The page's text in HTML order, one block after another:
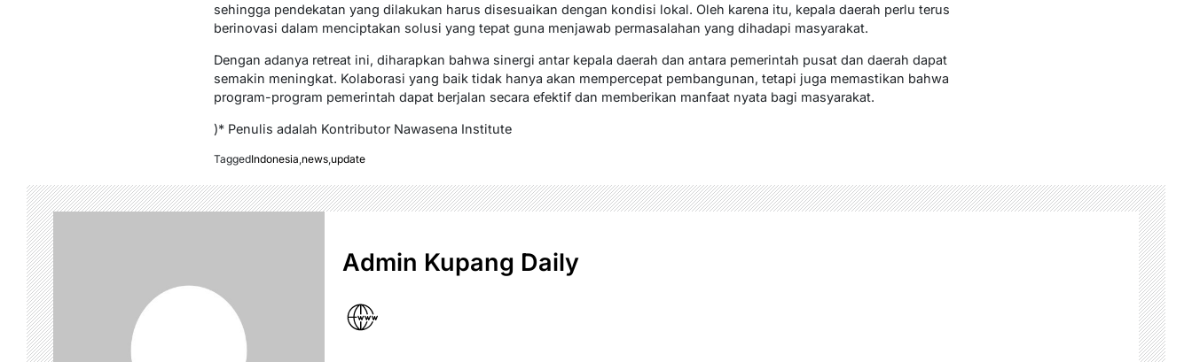
sehingga pendekatan yang dilakukan harus disesuaikan dengan kondisi lokal. Oleh karena itu, kepala daerah perlu terus
berinovasi dalam menciptakan solusi yang tepat guna menjawab permasalahan yang dihadapi masyarakat.
Dengan adanya retreat ini, diharapkan bahwa sinergi antar kepala daerah dan antara pemerintah pusat dan daerah dapat
semakin meningkat. Kolaborasi yang baik tidak hanya akan mempercepat pembangunan, tetapi juga memastikan bahwa
program-program pemerintah dapat berjalan secara efektif dan memberikan manfaat nyata bagi masyarakat.
)* Penulis adalah Kontributor Nawasena Institute
TaggedIndonesia news, update
Admin Kupang Daily